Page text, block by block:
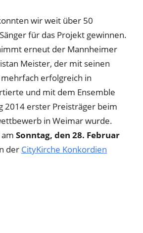
wir weit über 50
für das Projekt gewinnen.
erneut der Mannheimer
Meister, der mit seinen
erfolgreich in
und mit dem Ensemble
2014 erster Preisträger beim
in Weimar wurde.
Sonntag, den 28. Februar
der CityKirche Konkordien